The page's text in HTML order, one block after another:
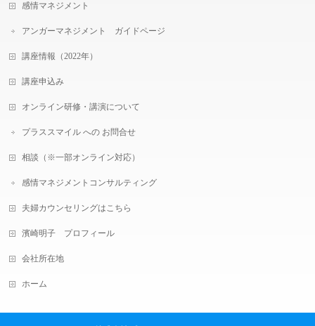
感情マネジメント
アンガーマネジメント ガイドページ
講座情報（2022年）
講座申込み
オンライン研修・講演について
プラススマイル への お問合せ
相談（※一部オンライン対応）
感情マネジメントコンサルティング
夫婦カウンセリングはこちら
濱崎明子 プロフィール
会社所在地
ホーム